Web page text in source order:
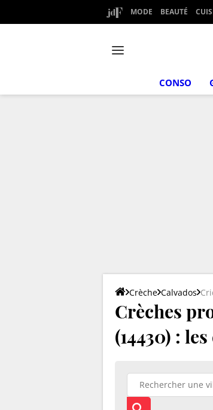
MODE BEAUTÉ
CONSO
Crèche Calvados
Crèches
(14430) :